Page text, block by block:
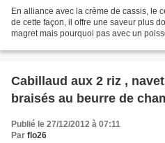
En alliance avec la crème de cassis, le
de cette façon, il offre une saveur plus
magret mais pourquoi pas avec un
Cabillaud aux 2 riz ,
braisés au beurre de
Publié le 27/12/2012 à 07:11
Par flo26